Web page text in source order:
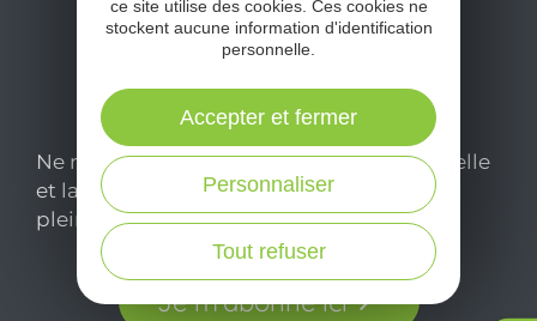
Ne manquez pas notre newsletter mensuelle
et laissez-vous inspirer pour profiter
pleinement de votre séjour en Aveyron.
Je m'abonne ici
ce site utilise des cookies. Ces cookies ne
stockent aucune information d'identification
personnelle.
Tout refuser
Personnaliser
Accepter et fermer